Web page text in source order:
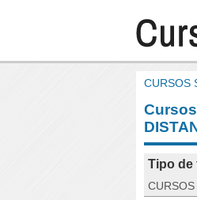
CURSOS
Tipo de